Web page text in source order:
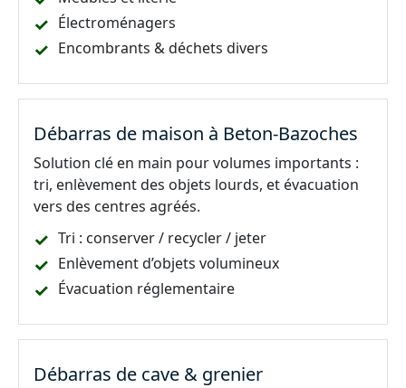
Électroménagers
Encombrants & déchets divers
Débarras de maison à Beton-Bazoches
Solution clé en main pour volumes importants :
tri, enlèvement des objets lourds, et évacuation
vers des centres agréés.
Tri : conserver / recycler / jeter
Enlèvement d’objets volumineux
Évacuation réglementaire
Débarras de cave & grenier